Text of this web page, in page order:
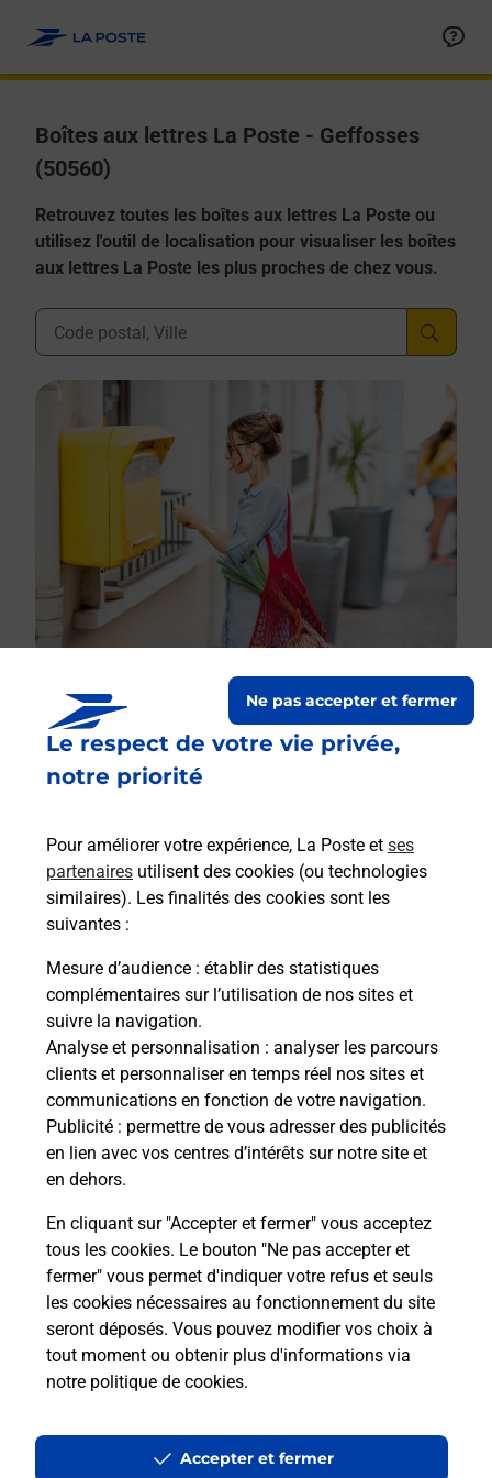
Le respect de votre vie privée,
notre priorité
Pour améliorer votre expérience, La Poste et ses
partenaires utilisent des cookies (ou technologies
similaires). Les finalités des cookies sont les
suivantes :
Mesure d’audience : établir des statistiques
complémentaires sur l’utilisation de nos sites et
suivre la navigation.
Analyse et personnalisation : analyser les parcours
clients et personnaliser en temps réel nos sites et
communications en fonction de votre navigation.
Publicité : permettre de vous adresser des publicités
en lien avec vos centres d’intérêts sur notre site et
en dehors.
En cliquant sur "Accepter et fermer" vous acceptez
tous les cookies. Le bouton "Ne pas accepter et
fermer" vous permet d'indiquer votre refus et seuls
les cookies nécessaires au fonctionnement du site
seront déposés. Vous pouvez modifier vos choix à
tout moment ou obtenir plus d'informations via
notre politique de cookies.
Ne pas accepter et fermer
Accepter et fermer
Boîtes aux lettres La Poste - Geffosses
(50560)
Retrouvez toutes les boîtes aux lettres La Poste ou
utilisez l'outil de localisation pour visualiser les boîtes
aux lettres La Poste les plus proches de chez vous.
Ville, Département, Code Postal
Boîte aux lettres La Poste
23 Rue Du Bourg
50560 Geffosses
Le lien s'ouvre dans un nouvel onglet
Boîte aux Lettres La Poste
Collecte du courrier aujourd'hui à 08h30
1 Rue De La Mairie
50560 Geffosses
Le lien s'ouvre dans un nouvel onglet
Localiser Liste Boîtes aux lettres Manche Geffosses
Accessibilité : partiellement conforme